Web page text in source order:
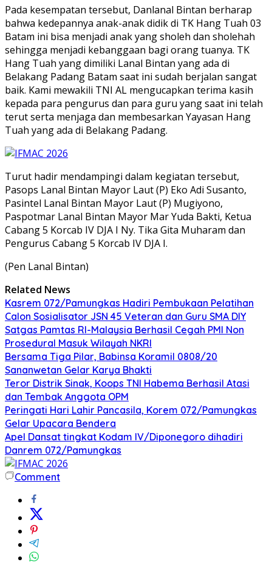
Pada kesempatan tersebut, Danlanal Bintan berharap
bahwa kedepannya anak-anak didik di TK Hang Tuah 03
Batam ini bisa menjadi anak yang sholeh dan sholehah
sehingga menjadi kebanggaan bagi orang tuanya. TK
Hang Tuah yang dimiliki Lanal Bintan yang ada di
Belakang Padang Batam saat ini sudah berjalan sangat
baik. Kami mewakili TNI AL mengucapkan terima kasih
kepada para pengurus dan para guru yang saat ini telah
terut serta menjaga dan membesarkan Yayasan Hang
Tuah yang ada di Belakang Padang.
Turut hadir mendampingi dalam kegiatan tersebut,
Pasops Lanal Bintan Mayor Laut (P) Eko Adi Susanto,
Pasintel Lanal Bintan Mayor Laut (P) Mugiyono,
Paspotmar Lanal Bintan Mayor Mar Yuda Bakti, Ketua
Cabang 5 Korcab IV DJA I Ny. Tika Gita Muharam dan
Pengurus Cabang 5 Korcab IV DJA I.
(Pen Lanal Bintan)
Related News
Kasrem 072/Pamungkas Hadiri Pembukaan Pelatihan
Calon Sosialisator JSN 45 Veteran dan Guru SMA DIY
Satgas Pamtas RI-Malaysia Berhasil Cegah PMI Non
Prosedural Masuk Wilayah NKRI
Bersama Tiga Pilar, Babinsa Koramil 0808/20
Sananwetan Gelar Karya Bhakti
Teror Distrik Sinak, Koops TNI Habema Berhasil Atasi
dan Tembak Anggota OPM
Peringati Hari Lahir Pancasila, Korem 072/Pamungkas
Gelar Upacara Bendera
Apel Dansat tingkat Kodam lV/Diponegoro dihadiri
Danrem 072/Pamungkas
Comment